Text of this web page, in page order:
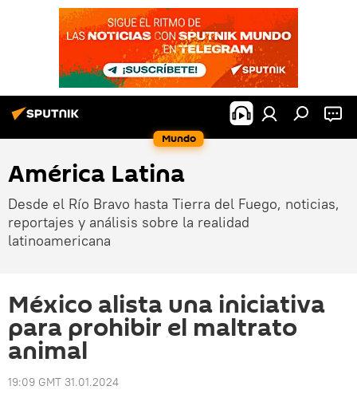
Mundo
América Latina
Desde el Río Bravo hasta Tierra del Fuego, noticias,
reportajes y análisis sobre la realidad
latinoamericana
México alista una iniciativa
para prohibir el maltrato
animal
19:09 GMT 31.01.2024